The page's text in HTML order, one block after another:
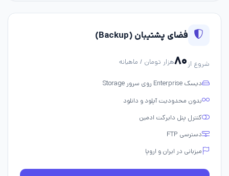
فضای پشتیبان (Backup)
شروع از ۸۰هزار تومان / ماهیانه
دیسک Enterprise روی سرور Storage
بدون محدودیت آپلود و دانلود
کنترل پنل دایرکت ادمین
دسترسی FTP
میزبانی در ایران و اروپا